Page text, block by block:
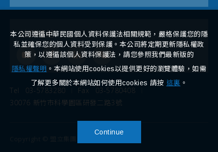
社群連結
Tel 03-5783280 Fax
03-5780408
30076 新竹市科學園區研發二路3號
本公司遵循中華民國個人資料保護法相關規範，嚴格保護您的隱
私並確保您的個人資料受到保護。本公司將定期更新隱私權政
策，以遵循該個人資料保護法，請您參照我們最新版的
隱私權聲明 。本網站使用cookies以提供更好的瀏覽體驗，如需
了解更多關於本網站如何使用cookies 請按 這裏 。
Continue